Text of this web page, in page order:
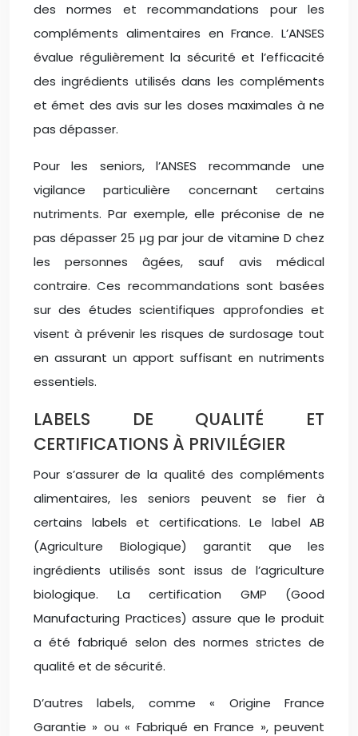
des normes et recommandations pour les
compléments alimentaires en France. L’ANSES
évalue régulièrement la sécurité et l’efficacité
des ingrédients utilisés dans les compléments
et émet des avis sur les doses maximales à ne
pas dépasser.
Pour les seniors, l’ANSES recommande une
vigilance particulière concernant certains
nutriments. Par exemple, elle préconise de ne
pas dépasser 25 μg par jour de vitamine D chez
les personnes âgées, sauf avis médical
contraire. Ces recommandations sont basées
sur des études scientifiques approfondies et
visent à prévenir les risques de surdosage tout
en assurant un apport suffisant en nutriments
essentiels.
LABELS DE QUALITÉ ET
CERTIFICATIONS À PRIVILÉGIER
Pour s’assurer de la qualité des compléments
alimentaires, les seniors peuvent se fier à
certains labels et certifications. Le label AB
(Agriculture Biologique) garantit que les
ingrédients utilisés sont issus de l’agriculture
biologique. La certification GMP (Good
Manufacturing Practices) assure que le produit
a été fabriqué selon des normes strictes de
qualité et de sécurité.
D’autres labels, comme « Origine France
Garantie » ou « Fabriqué en France », peuvent